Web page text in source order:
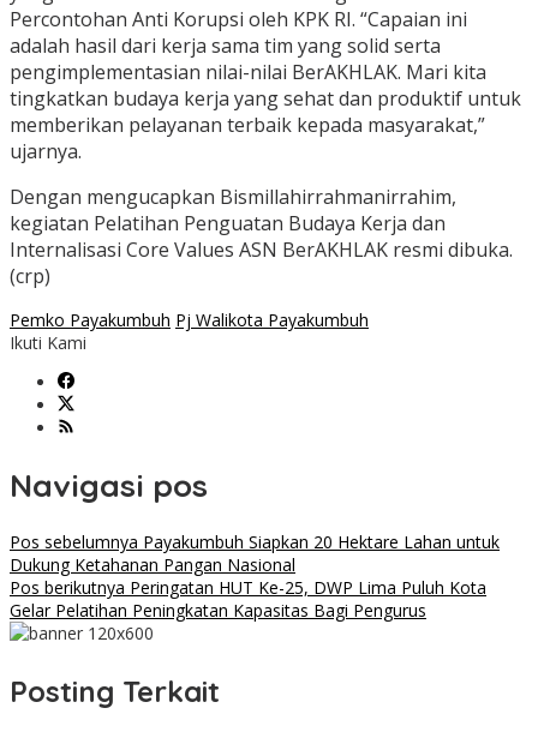
Percontohan Anti Korupsi oleh KPK RI. “Capaian ini
adalah hasil dari kerja sama tim yang solid serta
pengimplementasian nilai-nilai BerAKHLAK. Mari kita
tingkatkan budaya kerja yang sehat dan produktif untuk
memberikan pelayanan terbaik kepada masyarakat,”
ujarnya.
Dengan mengucapkan Bismillahirrahmanirrahim,
kegiatan Pelatihan Penguatan Budaya Kerja dan
Internalisasi Core Values ASN BerAKHLAK resmi dibuka.
(crp)
Pemko Payakumbuh Pj Walikota Payakumbuh
Ikuti Kami
Navigasi pos
Pos sebelumnya Payakumbuh Siapkan 20 Hektare Lahan untuk
Dukung Ketahanan Pangan Nasional
Pos berikutnya Peringatan HUT Ke-25, DWP Lima Puluh Kota
Gelar Pelatihan Peningkatan Kapasitas Bagi Pengurus
Posting Terkait